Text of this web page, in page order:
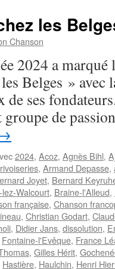
les
Chanson
2024 a marqué
Belges » avec
de ses
groupe de
2024, Acoz, Agnès Bihl,
, Armand Depasse,
Joyet, Bernard
Walcourt, Braine-l'Alleud,
française, Chanson
, Christian Godart,
, Didier Jans, dissolution,
Fontaine-l'Evêque, France
, Gilles Hérit,
Hastière, Haulchin, Henri